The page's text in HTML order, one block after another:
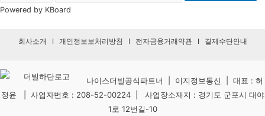
Powered by KBoard
회사소개 I 개인정보보처리방침 I 전자금융거래약관I 결제수단안내
나이스더빌공식파트너 | 이지정보통신 | 대표 : 허
정윤 | 사업자번호 : 208-52-00224 | 사업장소재지 : 경기도 군포시 대야
1로 12번길-10